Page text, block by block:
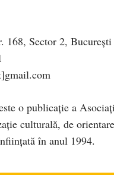
168, Sector 2, București
o publicaţie a
culturală, de orientare
în anul 1994.